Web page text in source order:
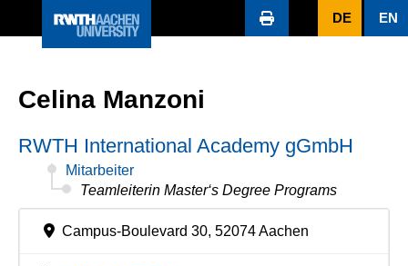
DE EN
Celina Manzoni
RWTH International Academy gGmbH
Mitarbeiter
Teamleiterin Master‘s Degree Programs
Campus-Boulevard 30, 52074 Aachen